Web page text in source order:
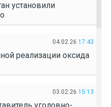
установили
04.02.26 17:43
реализации оксида
03.02.26 15:13